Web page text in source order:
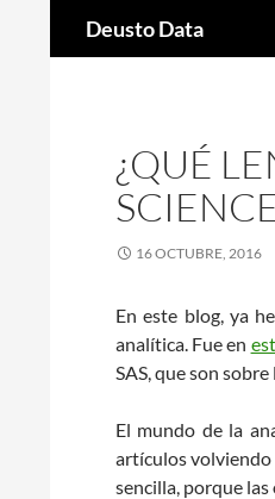
Deusto Data
¿QUÉ
16 OCTUBRE, 2016
En este blog, ya
analítica. Fue en
SAS, que son
El mundo de la
artículos volviendo
sencilla, porque